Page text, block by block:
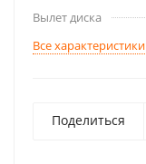
Вылет диска
Все характеристики
Поделиться